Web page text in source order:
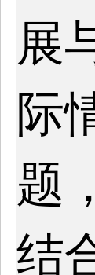
展
际
题
结